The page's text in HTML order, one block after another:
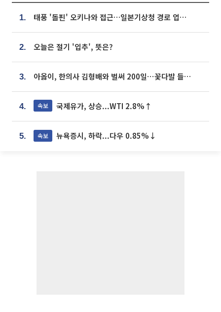
1. 태풍 '돌핀' 오키나와 접근…일본기상청 경로 업데이트
2. 오늘은 절기 '입추', 뜻은?
3. 아옳이, 한의사 김형배와 벌써 200일⋯꽃다발 들고 "프러포즈 아냐"
4. 속보 국제유가, 상승...WTI 2.8%↑
5. 속보 뉴욕증시, 하락...다우 0.85%↓